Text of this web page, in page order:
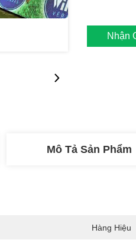
Nhận
Mô Tả Sản Phẩm
Hàng Hiệu